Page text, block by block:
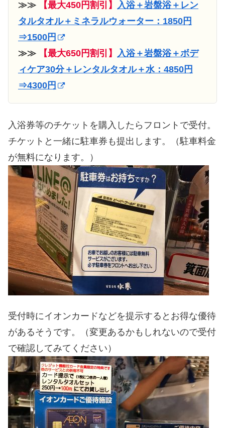
≫≫ 【最大450円割引】
入浴＋岩盤浴＋レン
タルタオル＋ミネラルウォーター：1850円
⇒1500円
≫≫
【最大650円割引】
入浴＋岩盤浴＋ボデ
ィケア30分＋レンタルタオル＋水：4850円
⇒4300円
入浴券等のチケットを購入したらフロントで受付。
チケットと一緒に駐車券も提出します。（駐車料金
が無料になります。）
受付時にイオンカードなどを提示するとお得な優待
があるそうです。（変更あるかもしれないので受付
で確認してみてください）